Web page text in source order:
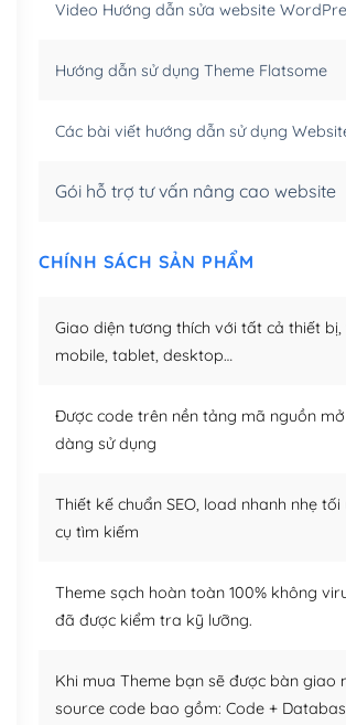
(+950,000₫)
Video Hướng dẫn sửa website
Hướng dẫn sử dụng Theme Flatsome
Các bài viết hướng dẫn sử dụng
Gói hỗ trợ tư vấn nâng cao website
CHÍNH SÁCH SẢN PHẨM
Giao diện tương thích với tất cả thiết bị,
mobile, tablet, desktop…
Được code trên nền tảng mã nguồn
dàng sử dụng
Thiết kế chuẩn SEO, load nhanh nhẹ
cụ tìm kiếm
Theme sạch hoàn toàn 100% không
đã được kiểm tra kỹ lưỡng.
Khi mua Theme bạn sẽ được bàn giao
source code bao gồm: Code +